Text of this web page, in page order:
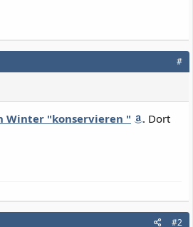
#
Winter "konservieren "
. Dort
#2